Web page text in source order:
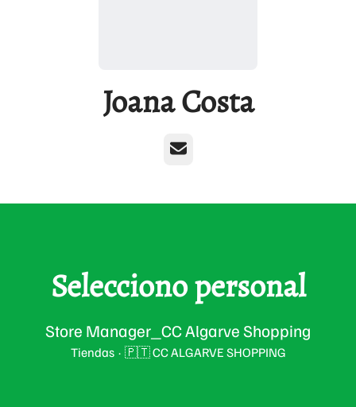
Joana Costa
Correo electrónico
Selecciono personal
Store Manager_CC Algarve Shopping
Tiendas · 🇵🇹 CC ALGARVE SHOPPING